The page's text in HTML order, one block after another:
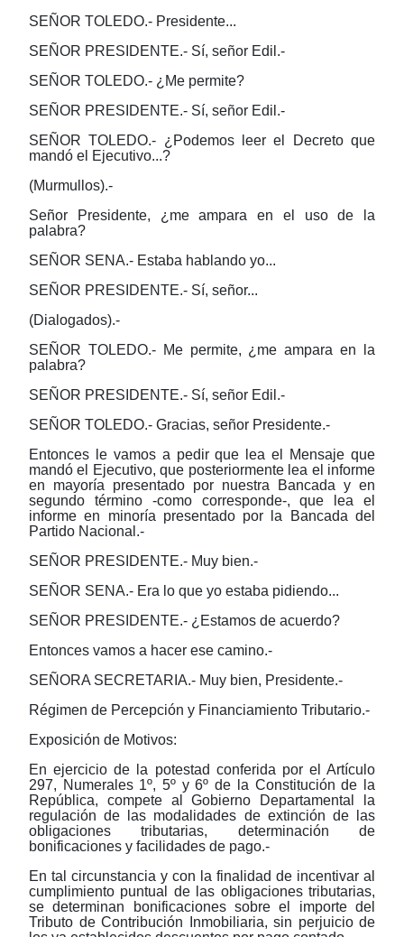
SEÑOR TOLEDO.- Presidente...
SEÑOR PRESIDENTE.- Sí, señor Edil.-
SEÑOR TOLEDO.- ¿Me permite?
SEÑOR PRESIDENTE.- Sí, señor Edil.-
SEÑOR TOLEDO.- ¿Podemos leer el Decreto que
mandó el Ejecutivo...?
(Murmullos).-
Señor Presidente, ¿me ampara en el uso de la
palabra?
SEÑOR SENA.- Estaba hablando yo...
SEÑOR PRESIDENTE.- Sí, señor...
(Dialogados).-
SEÑOR TOLEDO.- Me permite, ¿me ampara en la
palabra?
SEÑOR PRESIDENTE.- Sí, señor Edil.-
SEÑOR TOLEDO.- Gracias, señor Presidente.-
Entonces le vamos a pedir que lea el Mensaje que
mandó el Ejecutivo, que posteriormente lea el informe
en mayoría presentado por nuestra Bancada y en
segundo término -como corresponde-, que lea el
informe en minoría presentado por la Bancada del
Partido Nacional.-
SEÑOR PRESIDENTE.- Muy bien.-
SEÑOR SENA.- Era lo que yo estaba pidiendo...
SEÑOR PRESIDENTE.- ¿Estamos de acuerdo?
Entonces vamos a hacer ese camino.-
SEÑORA SECRETARIA.- Muy bien, Presidente.-
Régimen de Percepción y Financiamiento Tributario.-
Exposición de Motivos:
En ejercicio de la potestad conferida por el Artículo
297, Numerales 1º, 5º y 6º de la Constitución de la
República, compete al Gobierno Departamental la
regulación de las modalidades de extinción de las
obligaciones tributarias, determinación de
bonificaciones y facilidades de pago.-
En tal circunstancia y con la finalidad de incentivar al
cumplimiento puntual de las obligaciones tributarias,
se determinan bonificaciones sobre el importe del
Tributo de Contribución Inmobiliaria, sin perjuicio de